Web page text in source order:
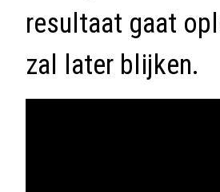
resultaat gaat
zal later blijken.